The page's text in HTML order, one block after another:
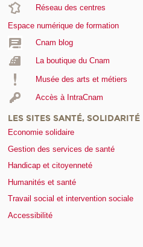
Réseau des centres
Espace numérique de formation
Cnam blog
La boutique du Cnam
Musée des arts et métiers
Accès à IntraCnam
LES SITES SANTÉ, SOLIDARITÉ
Economie solidaire
Gestion des services de santé
Handicap et citoyenneté
Humanités et santé
Travail social et intervention sociale
Accessibilité